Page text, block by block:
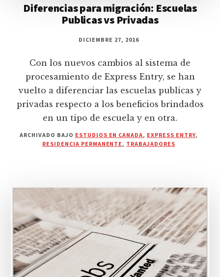
Diferencias para migración: Escuelas
Publicas vs Privadas
DICIEMBRE 27, 2016
Con los nuevos cambios al sistema de
procesamiento de Express Entry, se han
vuelto a diferenciar las escuelas publicas y
privadas respecto a los beneficios brindados
en un tipo de escuela y en otra.
ARCHIVADO BAJO ESTUDIOS EN CANADA, EXPRESS ENTRY,
RESIDENCIA PERMANENTE , TRABAJADORES